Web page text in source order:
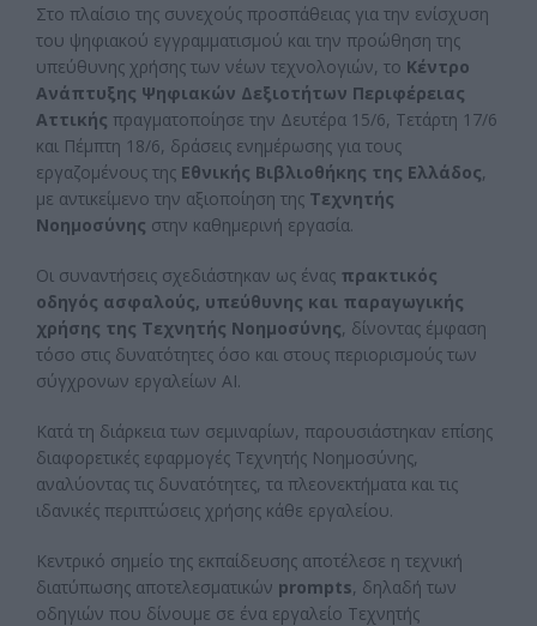
Στο πλαίσιο της συνεχούς προσπάθειας για την ενίσχυση
του ψηφιακού εγγραμματισμού και την προώθηση της
υπεύθυνης χρήσης των νέων τεχνολογιών, το Κέντρο
Ανάπτυξης Ψηφιακών Δεξιοτήτων Περιφέρειας
Αττικής πραγματοποίησε την Δευτέρα 15/6, Τετάρτη 17/6
και Πέμπτη 18/6, δράσεις ενημέρωσης για τους
εργαζομένους της Εθνικής Βιβλιοθήκης της Ελλάδος,
με αντικείμενο την αξιοποίηση της Τεχνητής
Νοημοσύνης στην καθημερινή εργασία.
Οι συναντήσεις σχεδιάστηκαν ως ένας πρακτικός
οδηγός ασφαλούς, υπεύθυνης και παραγωγικής
χρήσης της Τεχνητής Νοημοσύνης, δίνοντας έμφαση
τόσο στις δυνατότητες όσο και στους περιορισμούς των
σύγχρονων εργαλείων AI.
Κατά τη διάρκεια των σεμιναρίων, παρουσιάστηκαν επίσης
διαφορετικές εφαρμογές Τεχνητής Νοημοσύνης,
αναλύοντας τις δυνατότητες, τα πλεονεκτήματα και τις
ιδανικές περιπτώσεις χρήσης κάθε εργαλείου.
Κεντρικό σημείο της εκπαίδευσης αποτέλεσε η τεχνική
διατύπωσης αποτελεσματικών prompts, δηλαδή των
οδηγιών που δίνουμε σε ένα εργαλείο Τεχνητής